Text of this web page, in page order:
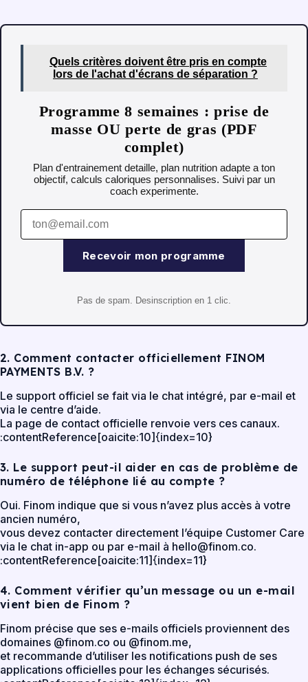
Quels critères doivent être pris en compte
lors de l'achat d'écrans de séparation ?
Programme 8 semaines : prise de
masse OU perte de gras (PDF
complet)
Plan d'entrainement detaille, plan nutrition adapte a ton
objectif, calculs caloriques personnalises. Suivi par un
coach experimente.
Recevoir mon programme
Pas de spam. Desinscription en 1 clic.
2. Comment contacter officiellement FINOM
PAYMENTS B.V. ?
Le support officiel se fait via le chat intégré, par e-mail et
via le centre d’aide.
La page de contact officielle renvoie vers ces canaux.
:contentReference[oaicite:10]{index=10}
3. Le support peut-il aider en cas de problème de
numéro de téléphone lié au compte ?
Oui. Finom indique que si vous n’avez plus accès à votre
ancien numéro,
vous devez contacter directement l’équipe Customer Care
via le chat in-app ou par e-mail à hello@finom.co.
:contentReference[oaicite:11]{index=11}
4. Comment vérifier qu’un message ou un e-mail
vient bien de Finom ?
Finom précise que ses e-mails officiels proviennent des
domaines @finom.co ou @finom.me,
et recommande d’utiliser les notifications push de ses
applications officielles pour les échanges sécurisés.